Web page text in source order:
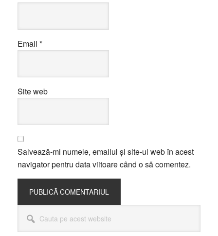
Email *
Site web
Salvează-mi numele, emailul și site-ul web în acest
navigator pentru data viitoare când o să comentez.
Bara
principală
acest